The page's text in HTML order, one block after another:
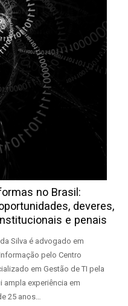
no Brasil:
deveres,
e penais
Silva é advogado em
pelo Centro
em Gestão de TI pela
ampla experiência em
25 anos…